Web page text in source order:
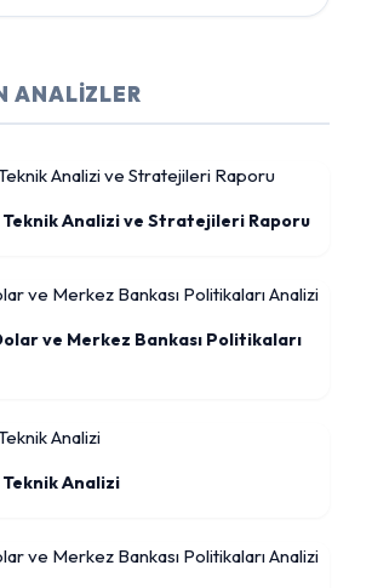
ANALİZLER
Teknik Analizi ve Stratejileri Raporu
ve Merkez Bankası Politikaları
Teknik Analizi